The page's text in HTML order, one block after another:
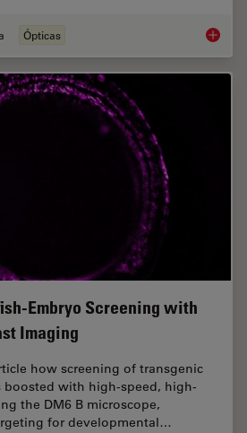
Ópticas Factors
Embryo Screening with
Imaging
how screening of transgenic
boosted with high-speed, high-
the DM6 B microscope,
for developmental…